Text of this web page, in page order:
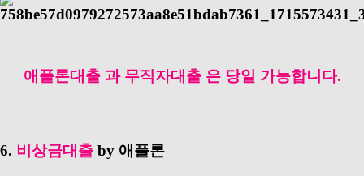
애플론대출 과 무직자대출 은 당일 가능합니다.
6. 비상금대출 by 애플론